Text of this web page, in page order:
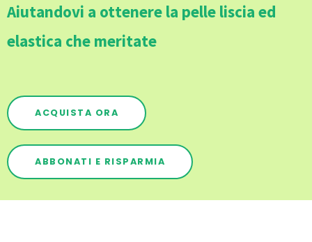
Aiutandovi a ottenere la pelle liscia ed
elastica che meritate
ACQUISTA ORA
ABBONATI E RISPARMIA